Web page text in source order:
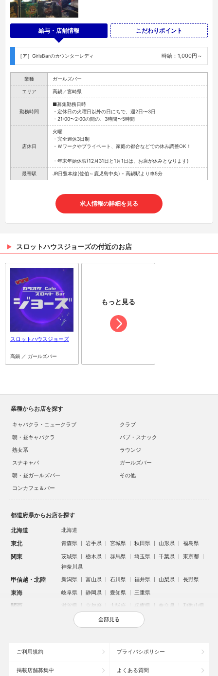
給与・店舗情報 こだわりポイント
［ア］GirlsBarのカウンターレディ 時給：1,000円～
業種 ガールズバー
エリア 高鍋／宮崎県
勤務時間
■募集勤務日時
・定休日の火曜日以外の日にちで、週2日〜3日
・21:00〜2:00の間の、3時間〜5時間
店休日
火曜
・完全週休3日制
・Ｗワークやプライベート、家庭の都合などでの休み調整OK！
・年末年始休暇(12月31日と1月1日は、お店が休みとなります)
最寄駅 JR日豊本線(佐伯～鹿児島中央) - 高鍋駅より車5分
求人情報の詳細を見る
スロットハウスジョーズの付近のお店
スロットハウスジョーズ
高鍋 ／ ガールズバー
もっと見る
業種からお店を探す
キャバクラ・ニュークラブ
クラブ
朝・昼キャバクラ
パブ・スナック
熟女系
ラウンジ
スナキャバ
ガールズバー
朝・昼ガールズバー
その他
コンカフェ＆バー
都道府県からお店を探す
北海道 北海道
東北 青森県 岩手県 宮城県 秋田県 山形県 福島県
関東 茨城県 栃木県 群馬県 埼玉県 千葉県
東京都
神奈川県
甲信越・北陸 新潟県 富山県 石川県 福井県 山梨県 長野県
東海 岐阜県 静岡県 愛知県 三重県
関西 滋賀県 京都府 大阪府 兵庫県 奈良県 和歌山県
鳥取県 島根県 岡山県 広島県
沖縄県
全部見る
ご利用規約 プライバシポリシー
掲載店舗募集中 よくある質問